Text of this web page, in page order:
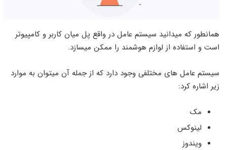
همانطور که میدانید سیستم عامل در واقع پل میان کاربر و کامپیوتر
است و استفاده از لوازم هوشمند را ممکن میسازد.
سیستم عامل های مختلفی وجود دارد که از جمله آن میتوان به موارد
زیر اشاره کرد:
مک
لینوکس
ویندوز